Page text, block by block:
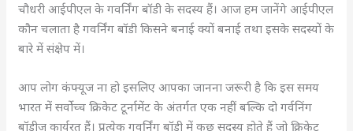
चौधरी आईपीएल के गवर्निंग बॉडी के सदस्य हैं। आज हम जानेंगे आईपीएल
कौन चलाता है गवर्निंग बॉडी किसने बनाई क्यों बनाई तथा इसके सदस्यों के
बारे में संक्षेप में।
आप लोग कंफ्यूज ना हो इसलिए आपका जानना जरूरी है कि इस समय
भारत में सर्वोच्च क्रिकेट टूर्नामेंट के अंतर्गत एक नहीं बल्कि दो गर्वनिंग
बॉडीज कार्यरत हैं। प्रत्येक गवर्निंग बॉडी में कुछ सदस्य होते हैं जो क्रिकेट